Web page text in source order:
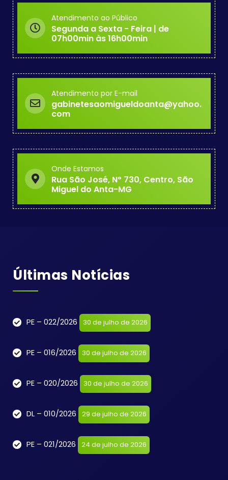
Atendimento ao Público
Segunda a Sexta - Feira | de
07h00min às 16h00min
Atendimento por E-mail
gabinetesaomigueldoanta@yahoo.
com
Onde Estamos
Rua São José, Nº 730, Centro, São
Miguel do Anta-MG
Últimas Notícias
PE – 022/2026 30 de julho de 2026
PE – 016/2026 30 de julho de 2026
PE – 020/2026 30 de julho de 2026
DL – 010/2026 29 de julho de 2026
PE – 021/2026 24 de julho de 2026